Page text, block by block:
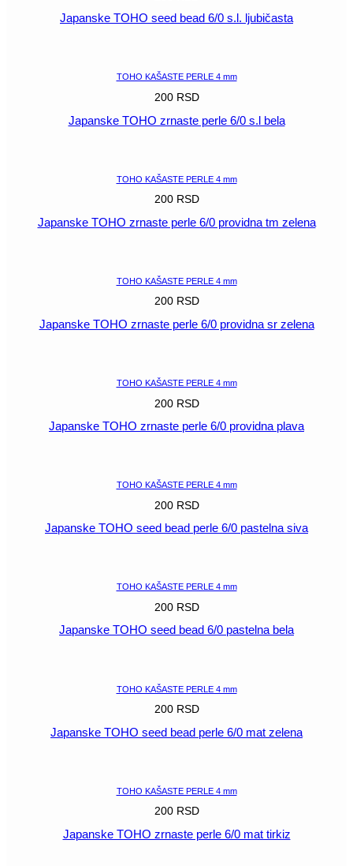
Japanske TOHO seed bead 6/0 s.l. ljubičasta
TOHO KAŠASTE PERLE 4 mm
200 RSD
Japanske TOHO zrnaste perle 6/0 s.l bela
TOHO KAŠASTE PERLE 4 mm
200 RSD
Japanske TOHO zrnaste perle 6/0 providna tm zelena
TOHO KAŠASTE PERLE 4 mm
200 RSD
Japanske TOHO zrnaste perle 6/0 providna sr zelena
TOHO KAŠASTE PERLE 4 mm
200 RSD
Japanske TOHO zrnaste perle 6/0 providna plava
TOHO KAŠASTE PERLE 4 mm
200 RSD
Japanske TOHO seed bead perle 6/0 pastelna siva
TOHO KAŠASTE PERLE 4 mm
200 RSD
Japanske TOHO seed bead 6/0 pastelna bela
TOHO KAŠASTE PERLE 4 mm
200 RSD
Japanske TOHO seed bead perle 6/0 mat zelena
TOHO KAŠASTE PERLE 4 mm
200 RSD
Japanske TOHO zrnaste perle 6/0 mat tirkiz